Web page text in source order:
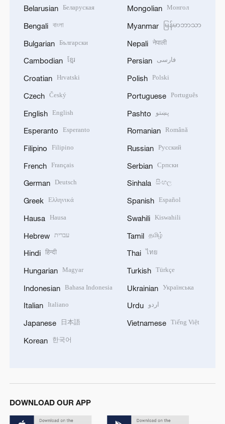
Belarusian Беларуская
Bengali বাংলা
Bulgarian Български
Cambodian ខ្មែរ
Croatian Hrvatski
Czech Český
English English
Esperanto Esperanto
Filipino Filipino
French Français
German Deutsch
Greek Ελληνικά
Hausa Hausa
Hebrew עברית
Hindi हिन्दी
Hungarian Magyar
Indonesian Bahasa Indonesia
Italian Italiano
Japanese 日本語
Korean 한국어
Mongolian Монгол
Myanmar မြန်မာဘာသာ
Nepali नेपाली
Persian فارسی
Polish Polski
Portuguese Português
Pashto پښتو
Romanian Română
Russian Русский
Serbian Српски
Sinhala සිංහල
Spanish Español
Swahili Kiswahili
Tamil தமிழ்
Thai ไทย
Turkish Türkçe
Ukrainian Українська
Urdu اردو
Vietnamese Tiếng Việt
DOWNLOAD OUR APP